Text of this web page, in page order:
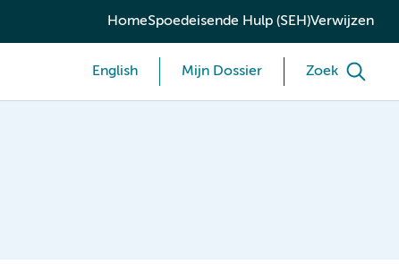
HomeSpoedeisende Hulp (SEH)Verwijzen
English Mijn Dossier Zoek